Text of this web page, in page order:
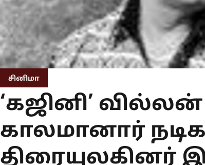
சினிமா
‘கஜினி’
காலமானார்
திரையுலகினர்